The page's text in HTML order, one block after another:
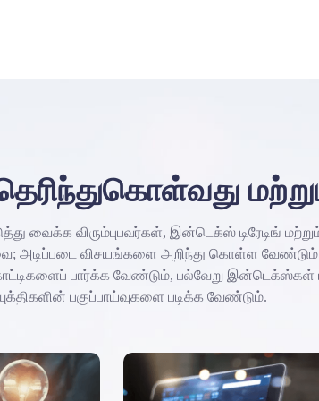
தெரிந்துகொள்வது
வைக்க விரும்புபவர்கள், இன்டெக்ஸ் டிரேடிங்
அடிப்படை விசயங்களை அறிந்து கொள்ள
பார்க்க வேண்டும், பல்வேறு இன்டெக்ஸ்கள்
பகுப்பாய்வுகளை படிக்க வேண்டும்.